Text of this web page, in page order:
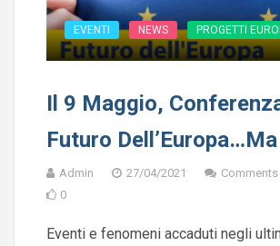
EVENTI NEWS PROGETTI
Il 9 Maggio,
Futuro Dell’Europa…ma
Admin 27/04/2021
0
Eventi e fenomeni accaduti negli